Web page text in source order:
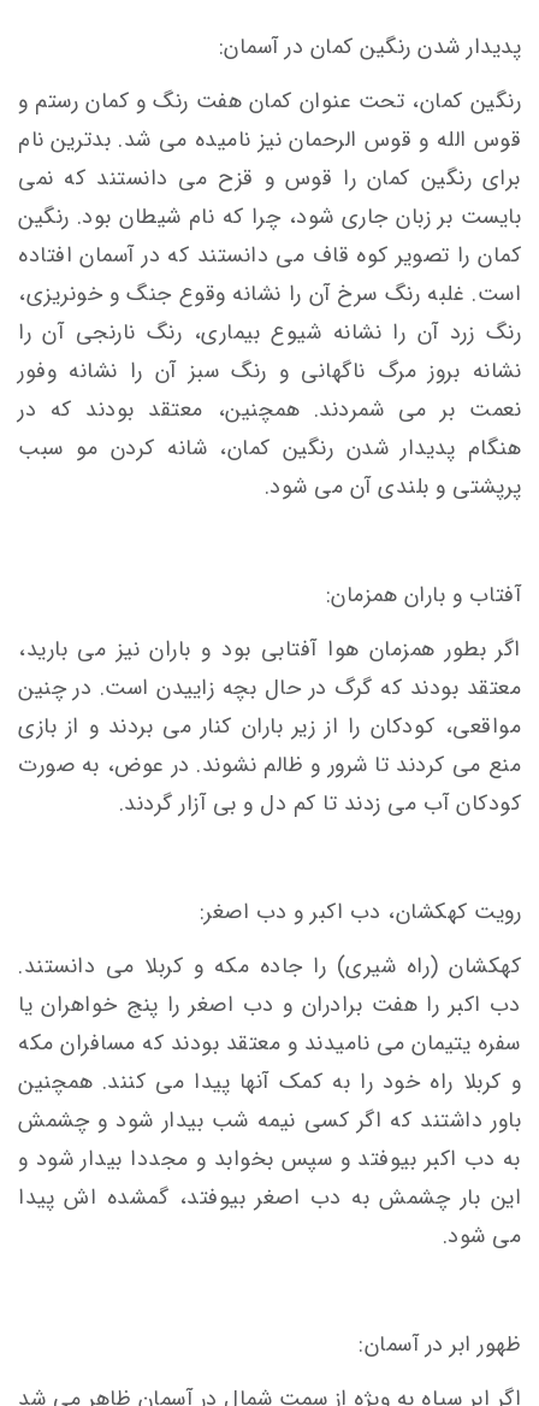
پدیدار شدن رنگین کمان در آسمان:
رنگین کمان، تحت عنوان کمان هفت رنگ و کمان رستم و
قوس الله و قوس الرحمان نیز نامیده می شد. بدترین نام
برای رنگین کمان را قوس و قزح می دانستند که نمی
بایست بر زبان جاری شود، چرا که نام شیطان بود. رنگین
کمان را تصویر کوه قاف می دانستند که در آسمان افتاده
است. غلبه رنگ سرخ آن را نشانه وقوع جنگ و خونریزی،
رنگ زرد آن را نشانه شیوع بیماری، رنگ نارنجی آن را
نشانه بروز مرگ ناگهانی و رنگ سبز آن را نشانه وفور
نعمت بر می شمردند. همچنین، معتقد بودند که در
هنگام پدیدار شدن رنگین کمان، شانه کردن مو سبب
پرپشتی و بلندی آن می شود.
آفتاب و باران همزمان:
اگر بطور همزمان هوا آفتابی بود و باران نیز می بارید،
معتقد بودند که گرگ در حال بچه زاییدن است. در چنین
مواقعی، کودکان را از زیر باران کنار می بردند و از بازی
منع می کردند تا شرور و ظالم نشوند. در عوض، به صورت
کودکان آب می زدند تا کم دل و بی آزار گردند.
رویت کهکشان، دب اکبر و دب اصغر:
کهکشان (راه شیری) را جاده مکه و کربلا می دانستند.
دب اکبر را هفت برادران و دب اصغر را پنج خواهران یا
سفره یتیمان می نامیدند و معتقد بودند که مسافران مکه
و کربلا راه خود را به کمک آنها پیدا می کنند. همچنین
باور داشتند که اگر کسی نیمه شب بیدار شود و چشمش
به دب اکبر بیوفتد و سپس بخوابد و مجددا بیدار شود و
این بار چشمش به دب اصغر بیوفتد، گمشده اش پیدا
می شود.
ظهور ابر در آسمان:
اگر ابر سیاه به ویژه از سمت شمال در آسمان ظاهر می شد